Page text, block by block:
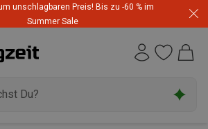
unschlagbaren Preis! Bis zu -60 % im
Summer Sale